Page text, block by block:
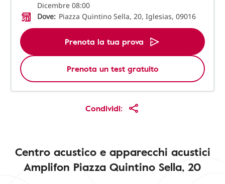
Dicembre 08:00
Dove: Piazza Quintino Sella, 20, Iglesias, 09016
Prenota la tua prova
Prenota un test gratuito
Condividi:
Centro acustico e apparecchi acustici
Amplifon Piazza Quintino Sella, 20